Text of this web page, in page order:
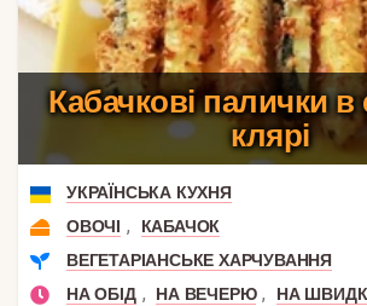
Кабачкові палички
клярі
УКРАЇНСЬКА КУХНЯ
ОВОЧІ ,
КАБАЧОК
ВЕГЕТАРІАНСЬКЕ ХАРЧУВАННЯ
НА ОБІД , НА ВЕЧЕРЮ ,
НА